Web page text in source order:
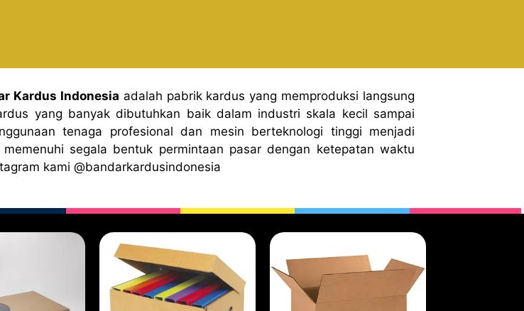
Kardus Indonesia adalah pabrik kardus yang memproduksi langsung
yang banyak dibutuhkan baik dalam industri skala kecil sampai
tenaga profesional dan mesin berteknologi tinggi menjadi
segala bentuk permintaan pasar dengan ketepatan waktu
kami @bandarkardusindonesia